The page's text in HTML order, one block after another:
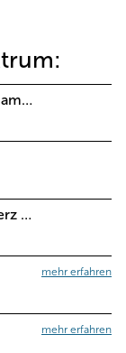
Abklärung der Niere (Untersuchung, Anamnese, Ultraschall,
Internistische Leistungen (Abklärung Herz und Kreislauf, Gefäße)
mehr erfahren
mehr erfahren